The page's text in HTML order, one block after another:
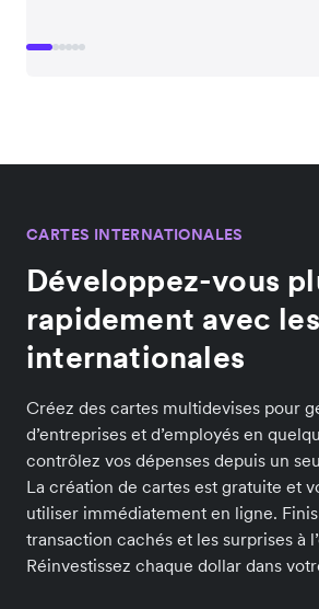
CARTES INTERNATIONALES
Développez-vous
rapidement avec
internationales
Créez des cartes multidevises pour
d’entreprises et d’employés en
contrôlez vos dépenses depuis un
La création de cartes est gratuite et
utiliser immédiatement en ligne.
transaction cachés et les surprises à
Réinvestissez chaque dollar dans